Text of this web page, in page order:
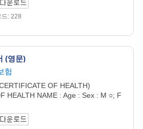
드: 228
(영문)
험
OF HEALTH)
HEALTH NAME : Age : Sex : M ○; F